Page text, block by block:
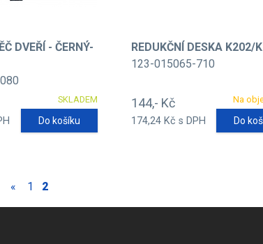
DVEŘÍ - ČERNÝ-
SKLADEM
Do košíku
REDUKČNÍ DESKA K202/
123-015065-710
Na
144,- Kč
174,24 Kč s DPH Do
« 1 2